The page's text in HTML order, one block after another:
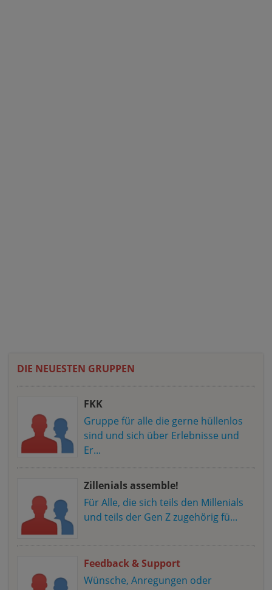
DIE NEUESTEN GRUPPEN
FKK
Gruppe für alle die gerne hüllenlos
sind und sich über Erlebnisse und
Er...
Zillenials assemble!
Für Alle, die sich teils den Millenials
und teils der Gen Z zugehörig fü...
Feedback & Support
Wünsche, Anregungen oder